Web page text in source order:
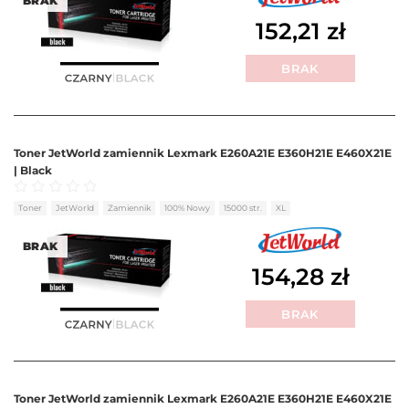
152,21 zł
BRAK
BRAK
Toner JetWorld zamiennik Lexmark E260A21E E360H21E E460X21E
| Black
Oceniono na 5
Toner JetWorld Zamiennik 100% Nowy 15000 str. XL
154,28 zł
BRAK
Toner JetWorld zamiennik Lexmark E260A21E E360H21E E460X21E